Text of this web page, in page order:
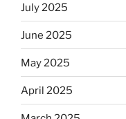
July 2025
June 2025
May 2025
April 2025